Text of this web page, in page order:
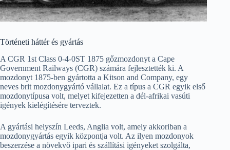
Történeti háttér és gyártás
A CGR 1st Class 0-4-0ST 1875 gőzmozdonyt a Cape
Government Railways (CGR) számára fejlesztették ki. A
mozdonyt 1875-ben gyártotta a Kitson and Company, egy
neves brit mozdonygyártó vállalat. Ez a típus a CGR egyik első
mozdonytípusa volt, melyet kifejezetten a dél-afrikai vasúti
igények kielégítésére terveztek.
A gyártási helyszín Leeds, Anglia volt, amely akkoriban a
mozdonygyártás egyik központja volt. Az ilyen mozdonyok
beszerzése a növekvő ipari és szállítási igényeket szolgálta,